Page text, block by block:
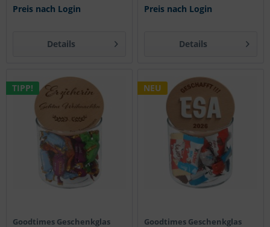
Preis nach Login
Details
Preis nach Login
Details
TIPP!
Goodtimes Geschenkglas
NEU
Goodtimes Geschenkglas